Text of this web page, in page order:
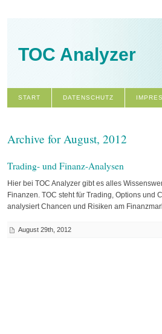
TOC Analyzer
START DATENSCHUTZ
Archive for August, 2012
Trading- und Finanz-Analysen
Hier bei TOC Analyzer gibt es alles
Finanzen. TOC steht für Trading, Options und
analysiert Chancen und Risiken am
August 29th, 2012